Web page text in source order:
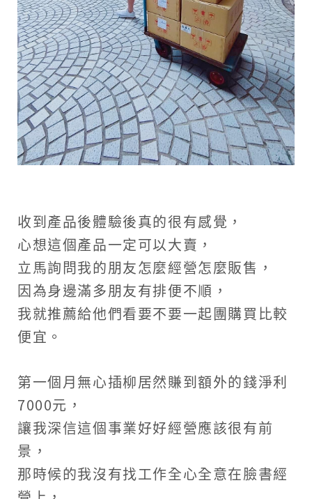
收到產品後體驗後真的很有感覺，
心想這個產品一定可以大賣，
立馬詢問我的朋友怎麼經營怎麼販售，
因為身邊滿多朋友有排便不順，
我就推薦給他們看要不要一起團購買比較
便宜。
第一個月無心插柳居然賺到額外的錢淨利
7000元，
讓我深信這個事業好好經營應該很有前
景，
那時候的我沒有找工作全心全意在臉書經